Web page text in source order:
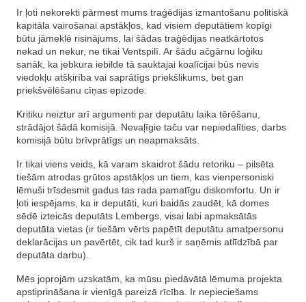
Ir ļoti nekorekti pārmest mums traģēdijas izmantošanu politiskā
kapitāla vairošanai apstākļos, kad visiem deputātiem kopīgi
būtu jāmeklē risinājums, lai šādas traģēdijas neatkārtotos
nekad un nekur, ne tikai Ventspilī. Ar šādu ačgārnu loģiku
sanāk, ka jebkura iebilde tā sauktajai koalīcijai būs nevis
viedokļu atšķirība vai saprātīgs priekšlikums, bet gan
priekšvēlēšanu cīņas epizode.
Kritiku neiztur arī argumenti par deputātu laika tērēšanu,
strādājot šādā komisijā. Nevaļīgie taču var nepiedalīties, darbs
komisijā būtu brīvprātīgs un neapmaksāts.
Ir tikai viens veids, kā varam skaidrot šādu retoriku – pilsēta
tiešām atrodas grūtos apstākļos un tiem, kas vienpersoniski
lēmuši trīsdesmit gadus tas rada pamatīgu diskomfortu. Un ir
ļoti iespējams, ka ir deputāti, kuri baidās zaudēt, kā domes
sēdē izteicās deputāts Lembergs, visai labi apmaksātās
deputāta vietas (ir tiešām vērts papētīt deputātu amatpersonu
deklarācijas un pavērtēt, cik tad kurš ir saņēmis atlīdzībā par
deputāta darbu).
Mēs joprojām uzskatām, ka mūsu piedāvātā lēmuma projekta
apstiprināšana ir vienīgā pareizā rīcība. Ir nepieciešams